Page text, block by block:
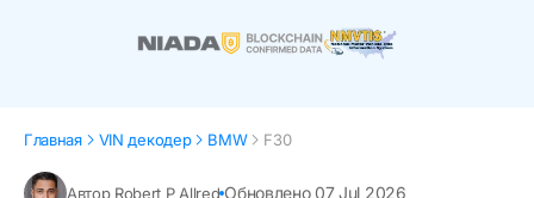
Главная VIN декодер BMW F30
Автор Robert P Allred Обновлено 07 Jul 2026